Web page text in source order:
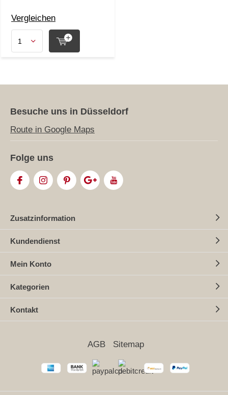
Vergleichen
Besuche uns in Düsseldorf
Route in Google Maps
Folge uns
Zusatzinformation
Kundendienst
Mein Konto
Kategorien
Kontakt
AGB Sitemap